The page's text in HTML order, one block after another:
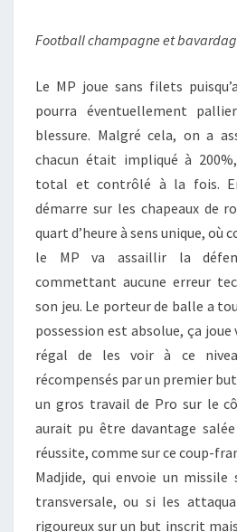
Football champagne et
Le MP joue sans filets
pourra éventuellement
blessure. Malgré cela, on a
chacun était impliqué à
total et contrôlé à la fois.
démarre sur les chapeaux de
quart d’heure à sens unique, où
le MP va assaillir la
commettant aucune erreur
son jeu. Le porteur de balle a
possession est absolue, ça
régal de les voir à ce
récompensés par un premier
un gros travail de Pro sur le
aurait pu être davantage
réussite, comme sur ce coup-
Madjide, qui envoie un missile
transversale, ou si les
rigoureux sur un but inscrit